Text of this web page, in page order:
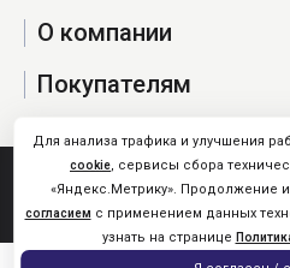
О компании
Покупателям
Nistone.Ru
Карта
Для анализа трафика и улучшения
cookie, сервисы сбора
«Яндекс.Метрику». Продолжение
согласием с применением данных
узнать на странице